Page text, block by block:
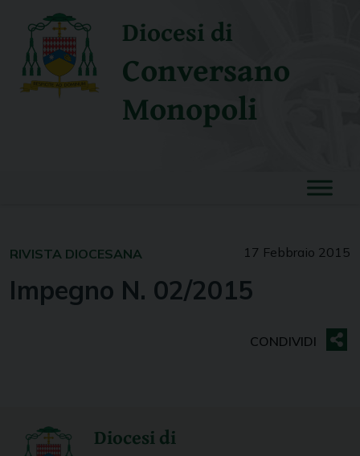
content
Diocesi di
Conversano
Monopoli
17 Febbraio 2015
RIVISTA DIOCESANA
Impegno N. 02/2015
Diocesi di